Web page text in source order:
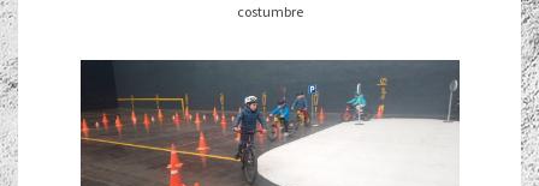
costumbre